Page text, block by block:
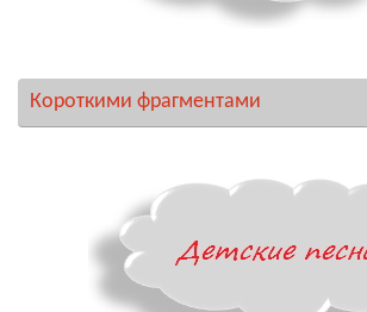
Короткими фрагментами